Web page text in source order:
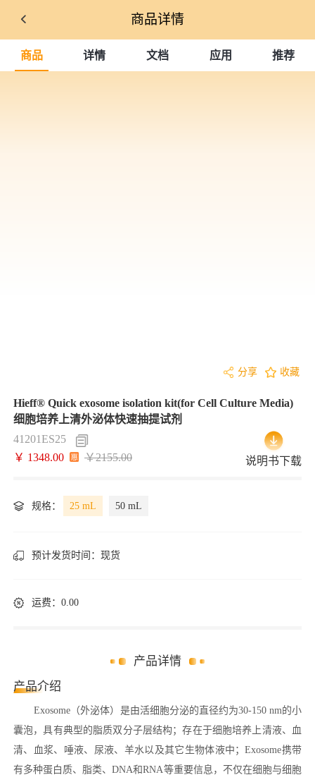
商品详情
商品 详情 文档 应用 推荐
分享 收藏
Hieff® Quick exosome isolation kit(for Cell Culture Media)
细胞培养上清外泌体快速抽提试剂
41201ES25
￥ 1348.00
￥2155.00 说明书下载
规格： 25 mL 50 mL
预计发货时间： 现货
运费：0.00
产品详情
产品介绍
Exosome（外泌体）是由活细胞分泌的直径约为30-150 nm的小
囊泡，具有典型的脂质双分子层结构；存在于细胞培养上清液、血
清、血浆、唾液、尿液、羊水以及其它生物体液中；Exosome携带
有多种蛋白质、脂类、DNA和RNA等重要信息，不仅在细胞与细胞